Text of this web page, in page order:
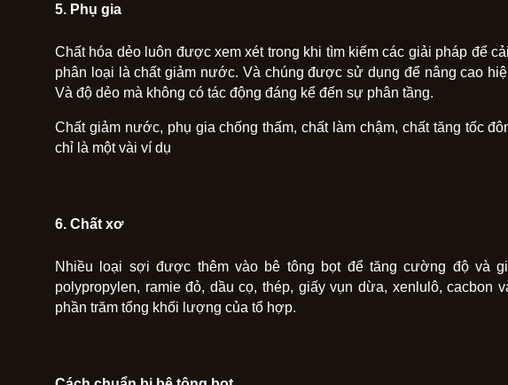
5. Phụ gia
Chất hóa dẻo luôn được xem xét trong khi tìm kiếm các giải pháp để
phân loại là chất giảm nước. Và chúng được sử dụng để nâng cao
Và độ dẻo mà không có tác động đáng kể đến sự phân tầng.
Chất giảm nước, phụ gia chống thấm, chất làm chậm, chất tăng tốc
chỉ là một vài ví dụ
6. Chất xơ
Nhiều loại sợi được thêm vào bê tông bọt để tăng cường độ và
polypropylen, ramie đỏ, dầu cọ, thép, giấy vụn dừa, xenlulô, cacbon
phần trăm tổng khối lượng của tổ hợp.